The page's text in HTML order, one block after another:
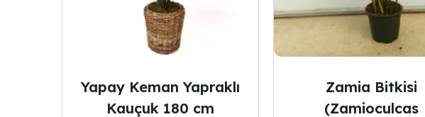
Yapay Keman Yapraklı
Kauçuk 180 cm
Zamia Bitkisi
(Zamioculcas